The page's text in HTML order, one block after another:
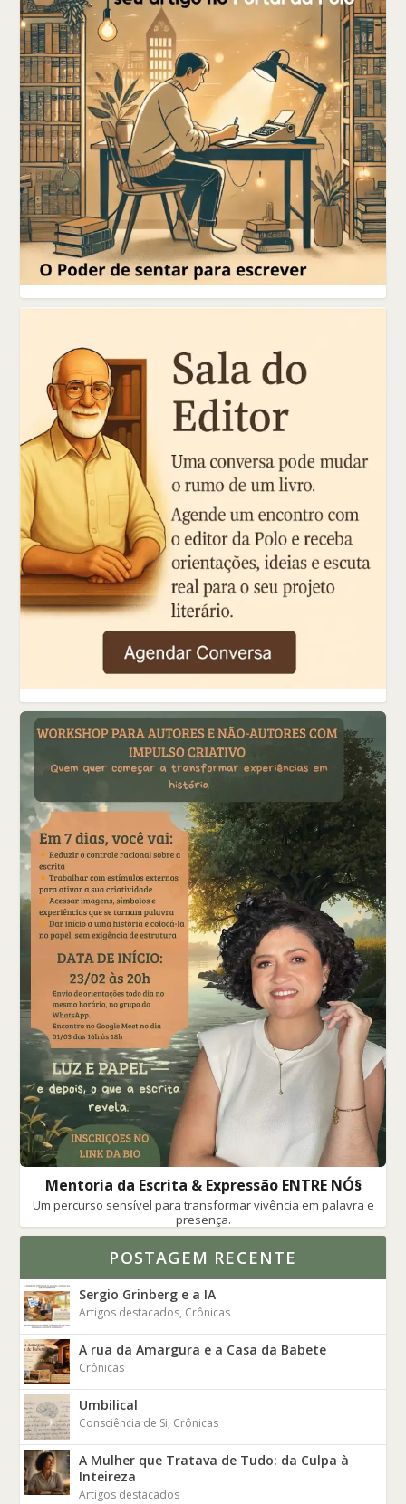
Mentoria da Escrita & Expressão ENTRE NÓ§
Um percurso sensível para transformar vivência em palavra e
presença.
POSTAGEM RECENTE
Sergio Grinberg e a IA
Artigos destacados, Crônicas
A rua da Amargura e a Casa da Babete
Crônicas
Umbilical
Consciência de Si, Crônicas
A Mulher que Tratava de Tudo: da Culpa à
Inteireza
Artigos destacados